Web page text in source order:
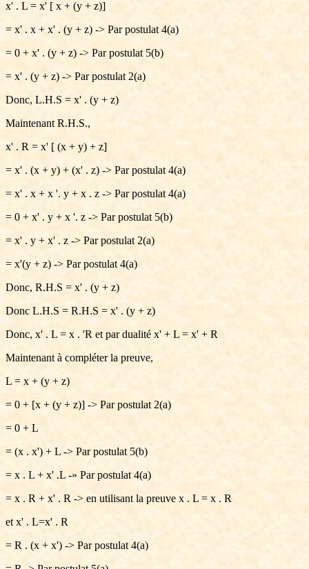
x' . L = x' [ x + (y + z)]
= x' . x + x' . (y + z) -> Par postulat 4(a)
= 0 + x' . (y + z) -> Par postulat 5(b)
= x' . (y + z) -> Par postulat 2(a)
Donc, L.H.S = x' . (y + z)
Maintenant R.H.S.,
x' . R = x' [ (x + y) + z]
= x' . (x + y) + (x' . z) -> Par postulat 4(a)
= x' . x + x '. y + x . z -> Par postulat 4(a)
= 0 + x' . y + x '. z -> Par postulat 5(b)
= x' . y + x' . z -> Par postulat 2(a)
= x'(y + z) -> Par postulat 4(a)
Donc, R.H.S = x' . (y + z)
Donc L.H.S = R.H.S = x' . (y + z)
Donc, x' . L = x . 'R et par dualité x' + L = x' + R
Maintenant à compléter la preuve,
L = x + (y + z)
= 0 + [x + (y + z)] -> Par postulat 2(a)
= 0 + L
= (x . x') + L -> Par postulat 5(b)
= x . L + x' .L -» Par postulat 4(a)
= x . R + x' . R -> en utilisant la preuve x . L = x . R
et x' . L=x' . R
= R . (x + x') -> Par postulat 4(a)